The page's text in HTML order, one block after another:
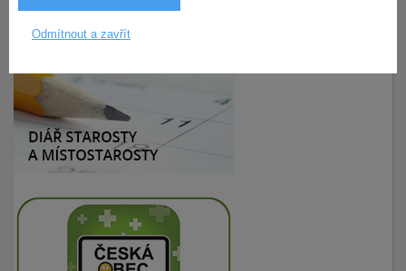
Odmítnout a zavřít
4.5.2020